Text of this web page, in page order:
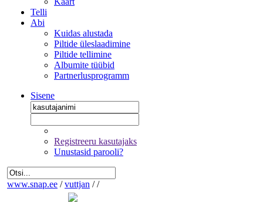
Telli
Abi
Kuidas alustada
Piltide üleslaadimine
Piltide tellimine
Albumite tüübid
Partnerlusprogramm
Sisene
Registreeru kasutajaks
Unustasid parooli?
www.snap.ee / vuttjan / /